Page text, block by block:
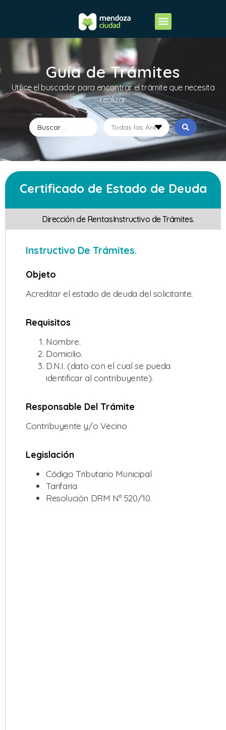
Guía de Trámites
Utilice el buscador para encontrar el trámite que necesita
realizar
Certificado de Estado de Deuda
Dirección de RentasInstructivo de Trámites.
Instructivo De Trámites.
Objeto
Acreditar el estado de deuda del solicitante.
Requisitos
Nombre.
Domicilio.
D.N.I. (dato con el cual se pueda
identificar al contribuyente).
Responsable Del Trámite
Contribuyente y/o Vecino
Legislación
Código Tributario Municipal
Tarifaria
Resolución DRM Nº 520/10.